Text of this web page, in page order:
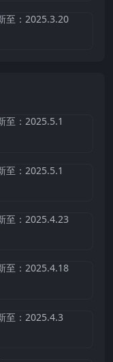
至：2025.3.20
至：2025.5.1
至：2025.5.1
至：2025.4.23
至：2025.4.18
至：2025.4.3